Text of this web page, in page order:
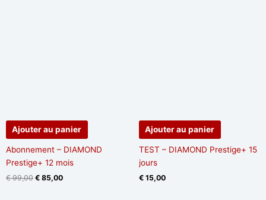
Ajouter au panier
Abonnement – DIAMOND
Prestige+ 12 mois
€99,00 € 85,00
Ajouter au panier
TEST – DIAMOND Prestige+ 15
jours
€ 15,00